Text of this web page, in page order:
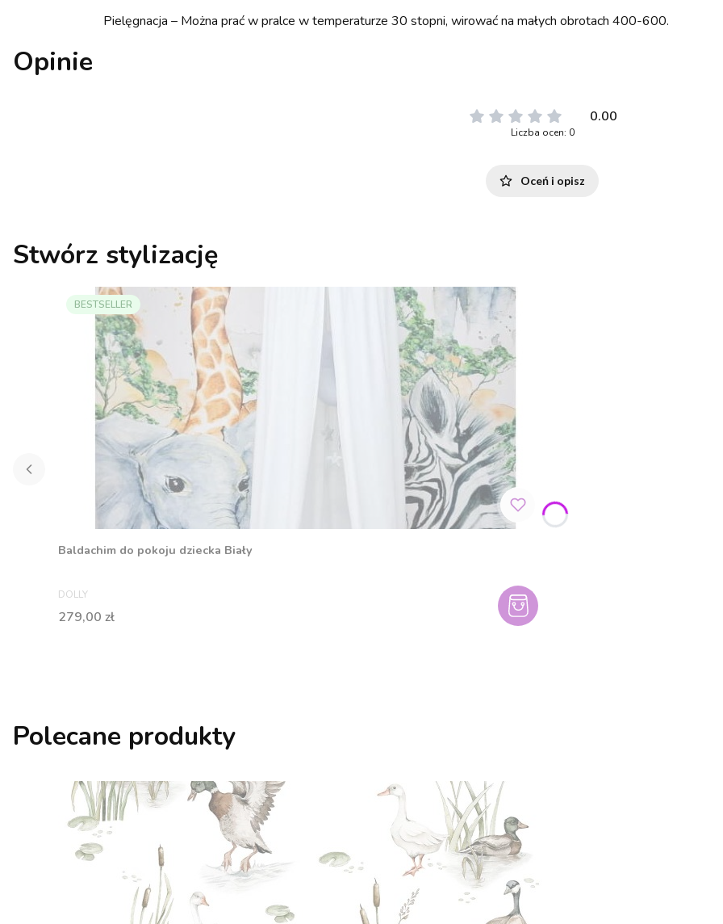
Pielęgnacja – Można prać w pralce w temperaturze 30 stopni, wirować na małych obrotach 400-600.
Opinie
0.00
Liczba ocen: 0
Oceń i opisz
Stwórz stylizację
BESTSELLER
Baldachim do pokoju dziecka Biały
PRODUCENT
DOLLY
Cena
279,00 zł
Polecane produkty